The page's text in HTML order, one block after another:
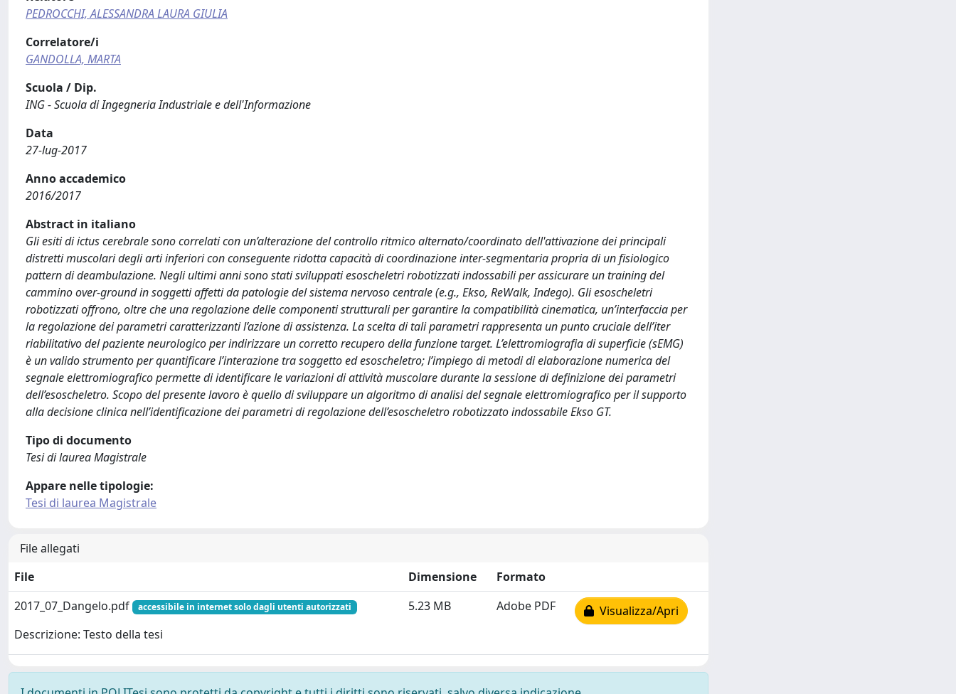
PEDROCCHI, ALESSANDRA LAURA GIULIA
Correlatore/i
GANDOLLA, MARTA
Scuola / Dip.
ING - Scuola di Ingegneria Industriale e dell'Informazione
Data
27-lug-2017
Anno accademico
2016/2017
Abstract in italiano
Gli esiti di ictus cerebrale sono correlati con un’alterazione del controllo ritmico alternato/coordinato dell'attivazione dei principali
distretti muscolari degli arti inferiori con conseguente ridotta capacità di coordinazione inter-segmentaria propria di un fisiologico
pattern di deambulazione. Negli ultimi anni sono stati sviluppati esoscheletri robotizzati indossabili per assicurare un training del
cammino over-ground in soggetti affetti da patologie del sistema nervoso centrale (e.g., Ekso, ReWalk, Indego). Gli esoscheletri
robotizzati offrono, oltre che una regolazione delle componenti strutturali per garantire la compatibilità cinematica, un’interfaccia per
la regolazione dei parametri caratterizzanti l’azione di assistenza. La scelta di tali parametri rappresenta un punto cruciale dell’iter
riabilitativo del paziente neurologico per indirizzare un corretto recupero della funzione target. L’elettromiografia di superficie (sEMG)
è un valido strumento per quantificare l’interazione tra soggetto ed esoscheletro; l’impiego di metodi di elaborazione numerica del
segnale elettromiografico permette di identificare le variazioni di attività muscolare durante la sessione di definizione dei parametri
dell’esoscheletro. Scopo del presente lavoro è quello di sviluppare un algoritmo di analisi del segnale elettromiografico per il supporto
alla decisione clinica nell’identificazione dei parametri di regolazione dell’esoscheletro robotizzato indossabile Ekso GT.
Tipo di documento
Tesi di laurea Magistrale
Appare nelle tipologie:
Tesi di laurea Magistrale
File allegati
File
Dimensione
Formato
2017_07_Dangelo.pdf
accessibile in internet solo dagli utenti autorizzati
Descrizione: Testo della tesi
5.23 MB Adobe PDF Visualizza/Apri